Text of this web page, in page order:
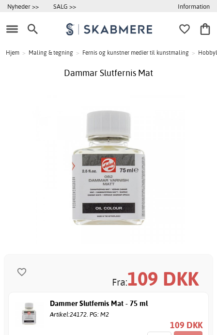
Nyheder >> SALG >> Information
Hjem > Maling & tegning > Fernis og kunstner medier til kunstmaling >
Dammar Slutfernis Mat
Fra:109 DKK
Dammer Slutfernis Mat - 75 ml
Artikel:24172. PG: M2
109 DKK